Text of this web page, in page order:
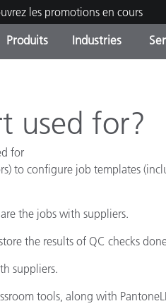
les promotions en cours
Produits
Industries
used for?
for
to configure job templates
the jobs with suppliers.
the results of QC checks
suppliers.
tools, along with